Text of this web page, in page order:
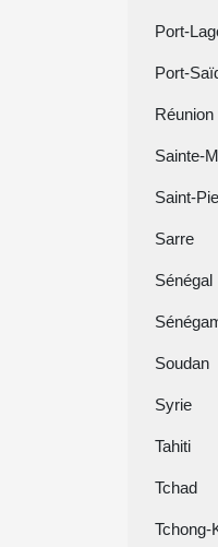
Port-
Port-
Réunion
Sainte-
Saint-
Sarre
Sénégal
Soudan
Syrie
Tahiti
Tchad
Tchong-